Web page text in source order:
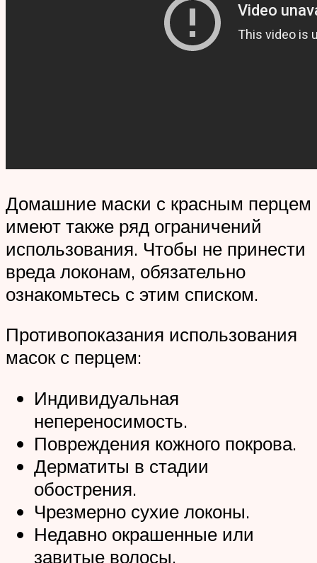
Домашние маски с красным перцем
имеют также ряд ограничений
использования. Чтобы не принести
вреда локонам, обязательно
ознакомьтесь с этим списком.
Противопоказания использования
масок с перцем:
Индивидуальная
непереносимость.
Повреждения кожного покрова.
Дерматиты в стадии
обострения.
Чрезмерно сухие локоны.
Недавно окрашенные или
завитые волосы.